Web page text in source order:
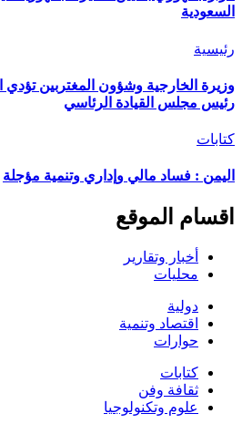
السعودية
رئيسية
وزيرة الخارجية وشؤون المغتربين تؤدي
رئيس مجلس القيادة الرئاسي
كتابات
اليمن : فساد مالي وإداري وتنمية مؤجلة
اقسام الموقع
أخبار وتقارير
محليات
دولية
اقتصاد وتنمية
حوارات
كتابات
ثقافة وفن
علوم وتكنولوجيا